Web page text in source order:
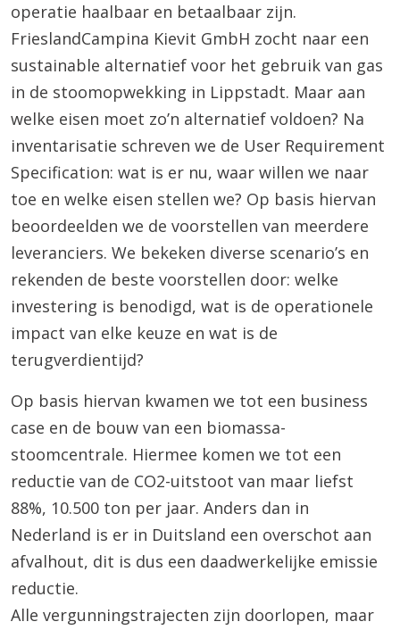
operatie haalbaar en betaalbaar zijn.
FrieslandCampina Kievit GmbH zocht naar een
sustainable alternatief voor het gebruik van gas
in de stoomopwekking in Lippstadt. Maar aan
welke eisen moet zo’n alternatief voldoen? Na
inventarisatie schreven we de User Requirement
Specification: wat is er nu, waar willen we naar
toe en welke eisen stellen we? Op basis hiervan
beoordeelden we de voorstellen van meerdere
leveranciers. We bekeken diverse scenario’s en
rekenden de beste voorstellen door: welke
investering is benodigd, wat is de operationele
impact van elke keuze en wat is de
terugverdientijd?
Op basis hiervan kwamen we tot een business
case en de bouw van een biomassa-
stoomcentrale. Hiermee komen we tot een
reductie van de CO2-uitstoot van maar liefst
88%, 10.500 ton per jaar. Anders dan in
Nederland is er in Duitsland een overschot aan
afvalhout, dit is dus een daadwerkelijke emissie
reductie.
Alle vergunningstrajecten zijn doorlopen, maar